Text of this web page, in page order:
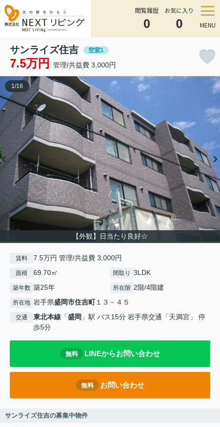
閲覧履歴
0
お気に入り
0 MENU
サンライズ住吉 空室1
7.5万円 管理/共益費 3,000円
【外観】日当たり良好☆
1/16
賃料 7.5万円 管理/共益費 3,000円
面積 69.70㎡ 間取り 3LDK
築年数 築25年 所在階 2階/4階建
所在地 岩手県盛岡市住吉町１３－４５
交通 東北本線 「盛岡 」駅 バス15分 岩手県交通「天満宮」 停
歩5分
無料 LINEからお問い合わせ
無料 お問い合わせ
サンライズ住吉の募集中物件